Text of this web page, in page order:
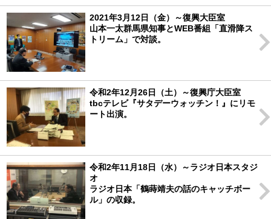
2021年3月12日（金）～復興大臣室
山本一太群馬県知事とWEB番組「直滑降ス
トリーム」で対談。
令和2年12月26日（土）～復興庁大臣室
tbcテレビ『サタデーウォッチン！』にリモ
ート出演。
令和2年11月18日（水）～ラジオ日本スタジ
オ
ラジオ日本「鶴蒔靖夫の話のキャッチボー
ル」の収録。